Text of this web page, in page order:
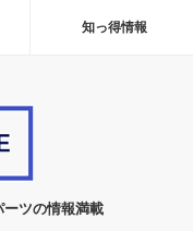
知っ得情報
ーツの情報満載